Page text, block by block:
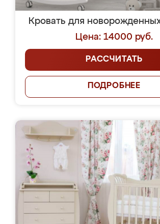
Кровать для
Цена: 14000 руб.
РАССЧИТАТЬ
ПОДРОБНЕЕ